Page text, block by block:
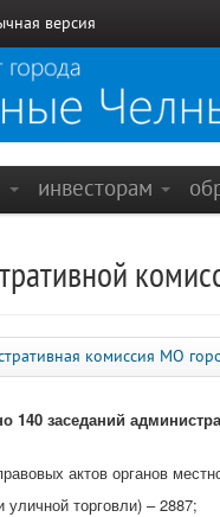
версия
инвесторам
комиссия МО
140 заседаний
актов органов
торговли) – 2887;